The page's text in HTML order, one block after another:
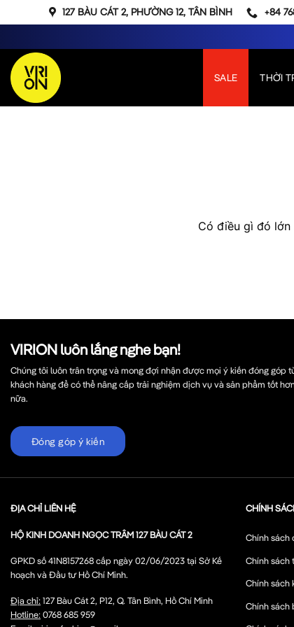
qua
dung
127 BÀU CÁT 2, PHƯỜNG 12, TÂN BÌNH +84
SALE THỜI
Có điều gì đó lớn
VIRION luôn lắng nghe bạn!
Chúng tôi luôn trân trọng và mong đợi nhận được mọi ý kiến đóng góp
khách hàng để có thể nâng cấp trải nghiệm dịch vụ và sản phẩm tốt
nữa.
Đóng góp ý kiến
ĐỊA CHỈ LIÊN HỆ
HỘ KINH DOANH NGỌC TRÂM 127 BÀU CÁT 2
GPKD số 41N8157268 cấp ngày 02/06/2023 tại Sở Kế
hoạch và Đầu tư Hồ Chí Minh.
Địa chỉ:127 Bàu Cát 2, P12, Q. Tân Bình, Hồ Chí Minh
Hotline:0768 685 959
CHÍNH
Chính sách
Chính sách
Chính sách
Chính sách